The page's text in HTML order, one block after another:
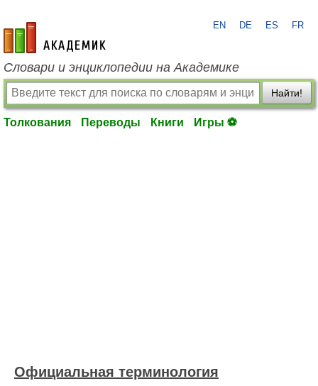
academic.ru
EN DE ES FR
Словари и энциклопедии на Академике
Найти!
Толкования Переводы Книги Игры ⚽
Официальная терминология